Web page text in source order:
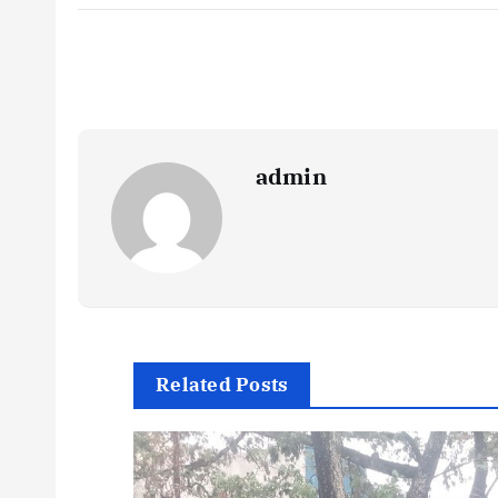
admin
Related Posts